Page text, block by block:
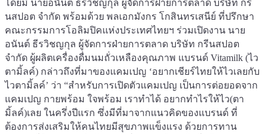
โดยมี นายอนันต์ ธีรวิชญกุล ผู้จัดการฝ่ายการตลาด บริษัท กรี
นสปอต จำกัด พร้อมด้วย พลเอกมังกร โกสินทรเสนีย์ ที่ปรึกษา
คณะกรรมการโอลิมปิคแห่งประเทศไทยฯ ร่วมเปิดงาน นาย
อนันต์ ธีรวิชญกุล ผู้จัดการฝ่ายการตลาด บริษัท กรีนสปอต
จำกัด ผู้ผลิตเครื่องดื่มนมถั่วเหลืองคุณภาพ แบรนด์ Vitamilk (ไว
ตามิ้ลค์) กล่าวถึงที่มาของแคมเปญ ‘อยากเชียร์ไทยให้ไวเลยกับ
ไวตามิ้ลค์’ ว่า “สำหรับการเปิดตัวแคมเปญ เป็นการต่อยอดจาก
แคมเปญ กายพร้อม ใจพร้อม เราทำได้ อยากทำไรให้ไว(ตา
มิ้ลค์)เลย ในครึ่งปีแรก ซึ่งมีที่มาจากแนวคิดของแบรนด์ ที่
ต้องการส่งเสริมให้คนไทยมีสุขภาพแข็งแรง ด้วยการทาน